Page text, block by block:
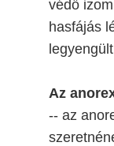
védő
hasfájás
Az
-- az